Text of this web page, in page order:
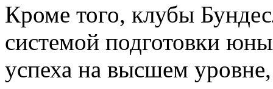
Кроме того, клубы
системой подготовки
успеха на высшем